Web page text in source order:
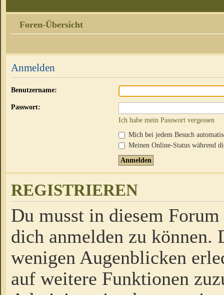
Foren-Übersicht
Anmelden
Benutzername:
Passwort:
Ich habe mein Passwort vergessen
Mich bei jedem Besuch
Meinen Online-Status während
REGISTRIEREN
Du musst in diesem
dich anmelden zu
wenigen Augenblicken
auf weitere Funktionen